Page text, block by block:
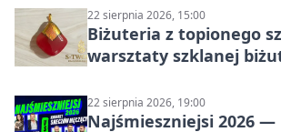
22 sierpnia 2026, 15:00
Biżuteria z topionego
warsztaty szklanej
22 sierpnia 2026, 19:00
Najśmieszniejsi 2026